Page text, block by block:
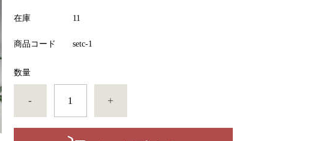
在庫 11
商品コード setc-1
数量
- +